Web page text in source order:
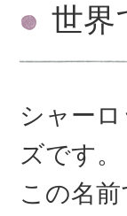
世界
シャー
ズです。
この名